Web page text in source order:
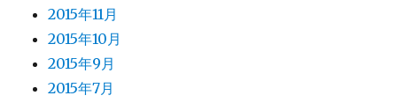
2015年11月
2015年10月
2015年9月
2015年7月